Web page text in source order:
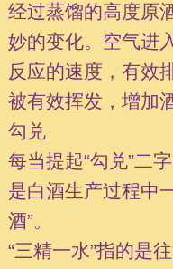
经过蒸馏的高度原
妙的变化。空气进
反应的速度，有效
被有效挥发，增加
勾兑
每当提起“勾兑”二
是白酒生产过程中
酒”。
“三精一水”指的是